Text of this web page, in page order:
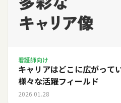
看護師向け
キャリアはどこに広がって
様々な活躍フィールド
2026.01.28